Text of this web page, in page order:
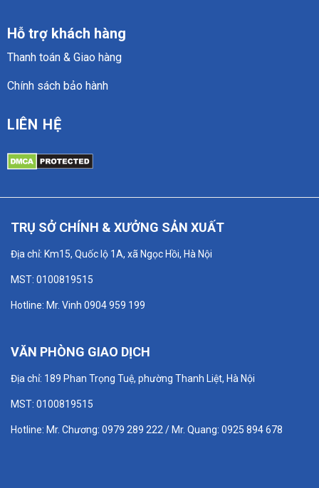
Hỗ trợ khách hàng
Thanh toán & Giao hàng
Chính sách bảo hành
LIÊN HỆ
TRỤ SỞ CHÍNH & XƯỞNG SẢN XUẤT
Địa chỉ: Km15, Quốc lộ 1A, xã Ngọc Hồi, Hà Nội
MST: 0100819515
Hotline: Mr. Vinh 0904 959 199
VĂN PHÒNG GIAO DỊCH
Địa chỉ: 189 Phan Trọng Tuệ, phường Thanh Liệt, Hà Nội
MST: 0100819515
Hotline: Mr. Chương: 0979 289 222 / Mr. Quang: 0925 894 678